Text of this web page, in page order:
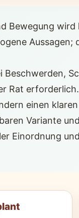
Bewegung
Rat erforderlich.
einen
Variante
Einordnung